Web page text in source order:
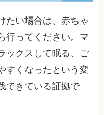
たい場合は、赤ちゃ
行ってください。マ
ックスして眠る、ご
すくなったという変
できている証拠で